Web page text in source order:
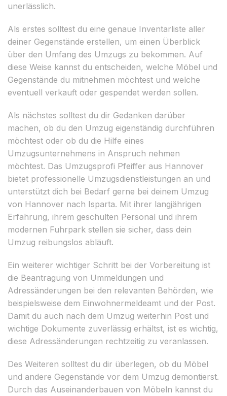
unerlässlich.
Als erstes solltest du eine genaue Inventarliste aller
deiner Gegenstände erstellen, um einen Überblick
über den Umfang des Umzugs zu bekommen. Auf
diese Weise kannst du entscheiden, welche Möbel und
Gegenstände du mitnehmen möchtest und welche
eventuell verkauft oder gespendet werden sollen.
Als nächstes solltest du dir Gedanken darüber
machen, ob du den Umzug eigenständig durchführen
möchtest oder ob du die Hilfe eines
Umzugsunternehmens in Anspruch nehmen
möchtest. Das Umzugsprofi Pfeiffer aus Hannover
bietet professionelle Umzugsdienstleistungen an und
unterstützt dich bei Bedarf gerne bei deinem Umzug
von Hannover nach Isparta. Mit ihrer langjährigen
Erfahrung, ihrem geschulten Personal und ihrem
modernen Fuhrpark stellen sie sicher, dass dein
Umzug reibungslos abläuft.
Ein weiterer wichtiger Schritt bei der Vorbereitung ist
die Beantragung von Ummeldungen und
Adressänderungen bei den relevanten Behörden, wie
beispielsweise dem Einwohnermeldeamt und der Post.
Damit du auch nach dem Umzug weiterhin Post und
wichtige Dokumente zuverlässig erhältst, ist es wichtig,
diese Adressänderungen rechtzeitig zu veranlassen.
Des Weiteren solltest du dir überlegen, ob du Möbel
und andere Gegenstände vor dem Umzug demontierst.
Durch das Auseinanderbauen von Möbeln kannst du